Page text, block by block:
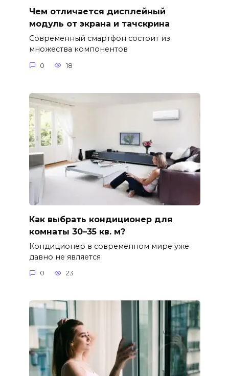
Чем отличается дисплейный
модуль от экрана и тачскрина
Современный смартфон состоит из
множества компонентов
0 18
Как выбрать кондиционер для
комнаты 30–35 кв. м?
Кондиционер в современном мире уже
давно не является
0 23